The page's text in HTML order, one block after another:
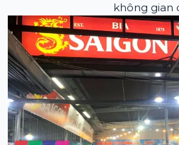
không gian